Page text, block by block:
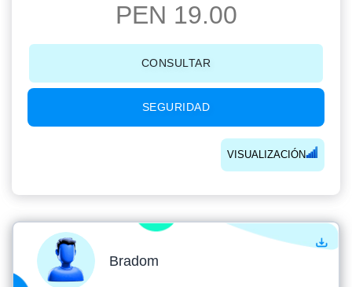
PEN 19.00
CONSULTAR
SEGURIDAD
VISUALIZACIÓN
Bradom